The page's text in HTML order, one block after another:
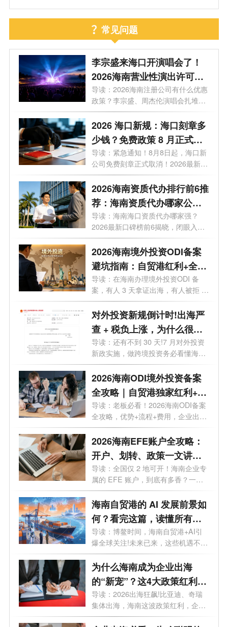
常见问题
李宗盛来海口开演唱会了！
2026海南营业性演出许可证
怎么办理？一文看懂海南演
艺补贴申报合规全流程
导读：2026海南注册公司有什么优惠
政策？李宗盛、周杰伦演唱会扎堆，
揭秘...
2026 海口新规：海口刻章多
少钱？免费政策 8 月正式取
消
导读：紧急通知！8月8日起，海口新
公司免费刻章正式取消！2026最新政
策，海...
2026海南资质代办排行前6推
荐：海南资质代办哪家公司
好？
导读：海南海口资质代办哪家强？
2026最新口碑榜前6揭晓，闭眼入。
你想在海...
2026海南境外投资ODI备案
避坑指南：自贸港红利+全流
程实操，28个问题一次讲透
导读：在海南办理境外投资ODI 备
案，有人 3 天拿证出海，有人被拒 5
次？28 ...
对外投资新规倒计时!出海严
查 + 税负上涨，为什么很多
老板都把 ODI备案落在海
南？
导读：还有不到 30 天!7 月对外投资
新政实施，做跨境投资务必看懂海南
政策...
2026海南ODI境外投资备案
全攻略｜自贸港独家红利+流
程+费用+靠谱机构
导读：老板必看！2026海南ODI备案
全攻略，优势+流程+费用，企业出海
看这一篇...
2026海南EFE账户全攻略：
开户、划转、政策一文讲
透，外贸老板必看
导读：全国仅 2 地可开！海南企业专
属的 EFE 账户，到底有多香？一文
讲透。...
海南自贸港的 AI 发展前景如
何？看完这篇，读懂所有机
遇
导读：博鳌时间，海南自贸港+AI引
爆全球关注!未来已来，这些机遇不容
错过...
为什么海南成为企业出海
的“新宠”？这4大政策红利
90%老板不知道
导读：2026出海狂飙!比亚迪、奇瑞
集体出海，海南这波政策红利，企业
老板再...